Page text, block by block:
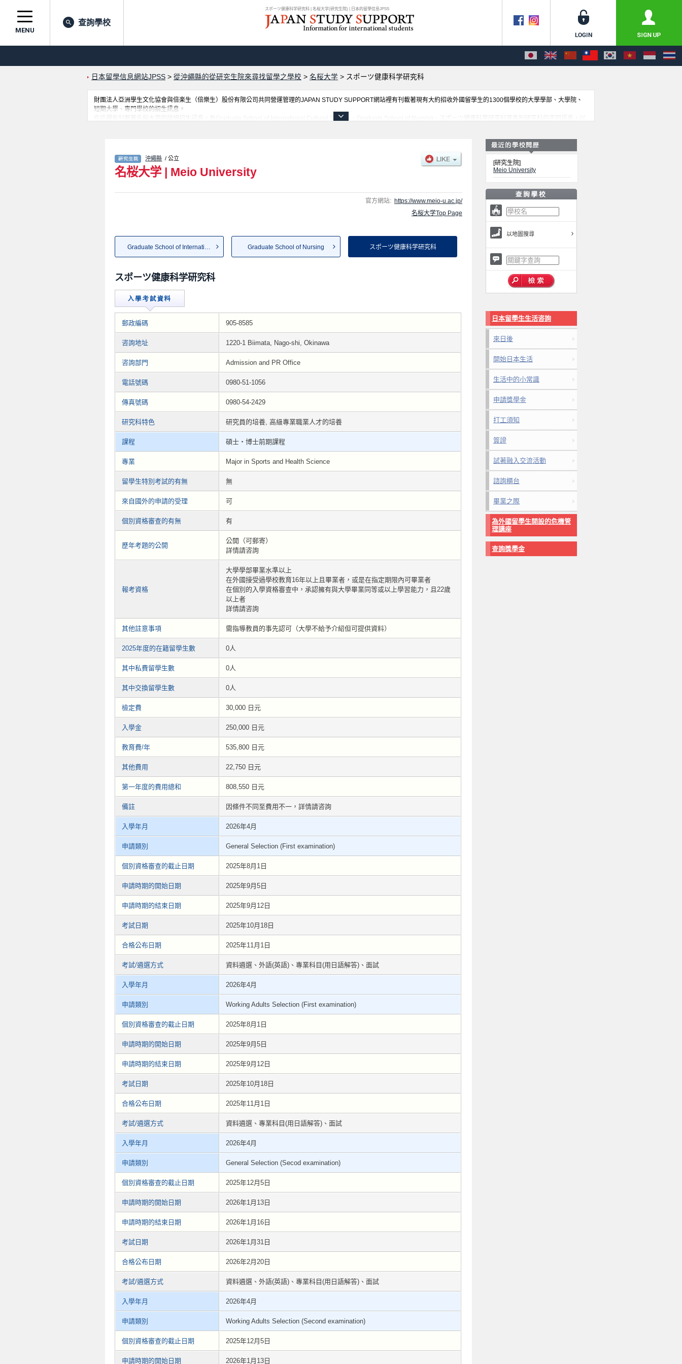
スポーツ健康科学研究科 | 名桜大学(研究生院) | 日本的留學信息JPSS
MENU
查詢學校
日本留學信息網站JPSS > 從沖繩縣的從研究生院來尋找留學之學校 > 名桜大学 > スポーツ健康科学研究科
財團法人亞洲學生文化協會與倍楽生（倍樂生）股份有限公司共同營運管理的JAPAN STUDY SUPPORT網站裡有刊載著現有大約招收外國留學生的1300個學校的大學學部、大學院、
短期大學、專門學校的招生訊息。
在這裡有刊載著名桜大学的詳細招生訊息。有Graduate School of International Cultural Studies、Graduate School of Nursing、スポーツ健康科学研究科等各別研究科的不同訊息，以
沖繩縣 / 公立
名桜大学 | Meio University
官方網站: https://www.meio-u.ac.jp/
名桜大学Top Page
Graduate School of Internatio... Graduate School of Nursing スポーツ健康科学研究科
スポーツ健康科学研究科
郵政編碼 905-8585
咨詢地址 1220-1 Biimata, Nago-shi, Okinawa
咨詢部門 Admission and PR Office
電話號碼 0980-51-1056
傳真號碼 0980-54-2429
研究科特色 研究員的培養, 高級專業職業人才的培養
課程 碩士・博士前期課程
專業 Major in Sports and Health Science
留學生特別考試的有無 無
來自國外的申請的受理 可
個別資格審查的有無 有
歷年考題的公開
公開（可郵寄）
詳情請咨詢
報考資格
大學學部畢業水準以上
在外國接受過學校教育16年以上且畢業者，或是在指定期限內可畢業者
在個別的入學資格審查中，承認擁有與大學畢業同等或以上學習能力，且22歲
以上者
詳情請咨詢
其他註意事項 需指導教員的事先認可（大學不給予介紹但可提供資料）
2025年度的在籍留學生數 0人
其中私費留學生數 0人
其中交換留學生數 0人
檢定費 30,000 日元
入學金 250,000 日元
教育費/年 535,800 日元
其他費用 22,750 日元
第一年度的費用總和 808,550 日元
備註 因條件不同至費用不一，詳情請咨詢
入學年月 2026年4月
申請類別 General Selection (First examination)
個別資格審查的截止日期 2025年8月1日
申請時期的開始日期 2025年9月5日
申請時期的結束日期 2025年9月12日
考試日期 2025年10月18日
合格公布日期 2025年11月1日
考試/遴選方式 資料遴選、外語(英語)、專業科目(用日語解答)、面試
入學年月 2026年4月
申請類別 Working Adults Selection (First examination)
個別資格審查的截止日期 2025年8月1日
申請時期的開始日期 2025年9月5日
申請時期的結束日期 2025年9月12日
考試日期 2025年10月18日
合格公布日期 2025年11月1日
考試/遴選方式 資料遴選、專業科目(用日語解答)、面試
入學年月 2026年4月
申請類別 General Selection (Secod examination)
個別資格審查的截止日期 2025年12月5日
申請時期的開始日期 2026年1月13日
申請時期的結束日期 2026年1月16日
考試日期 2026年1月31日
合格公布日期 2026年2月20日
考試/遴選方式 資料遴選、外語(英語)、專業科目(用日語解答)、面試
入學年月 2026年4月
申請類別 Working Adults Selection (Second examination)
個別資格審查的截止日期 2025年12月5日
申請時期的開始日期 2026年1月13日
[研究生院]
Meio University
以地圖搜尋
日本留學生生活咨詢
來日後
開始日本生活
生活中的小常識
申請獎學金
打工須知
簽證
試著融入交流活動
諮詢櫃台
畢業之際
為外國留學生開設的危機管
理講座
查詢獎學金